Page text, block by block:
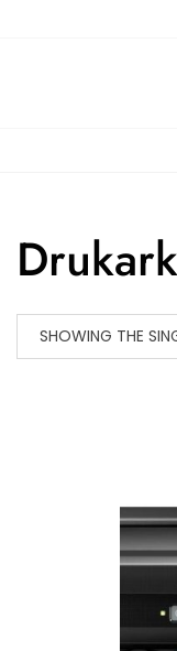
SHOWING THE